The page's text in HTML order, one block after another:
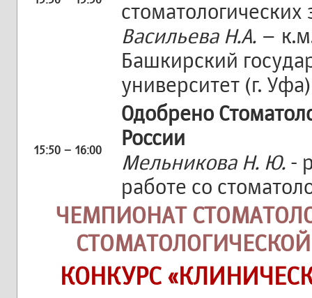
Васильева Н.А. –
Башкирский
университет (г. Уфа)
15:50 – 16:00
Одобрено
России
Мельникова Н. Ю. -
работе со
ЧЕМПИОНАТ
КОНКУРС